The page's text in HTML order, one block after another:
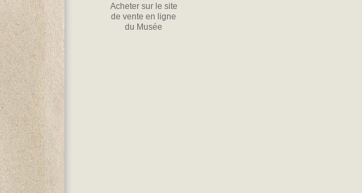
Acheter sur le site
de vente en ligne
du Musée